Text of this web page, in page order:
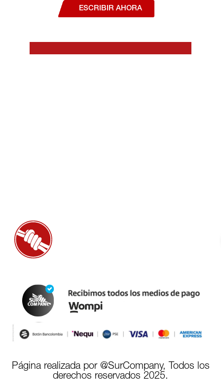
ESCRIBIR AHORA
Página realizada por @SurCompany, Todos los
derechos reservados 2025.